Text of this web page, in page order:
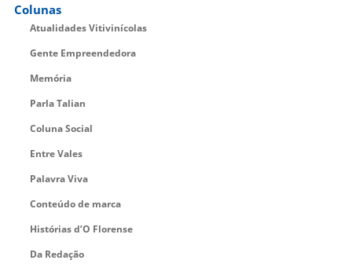
Colunas
Atualidades Vitivinícolas
Gente Empreendedora
Memória
Parla Talian
Coluna Social
Entre Vales
Palavra Viva
Conteúdo de marca
Histórias d’O Florense
Da Redação